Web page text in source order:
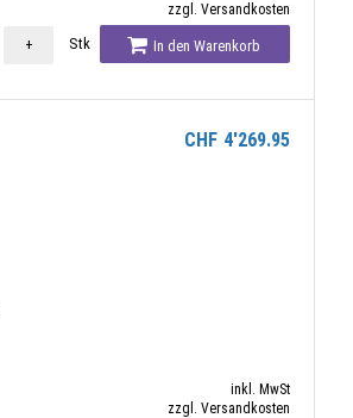
zzgl. Versandkosten
+ Stk In den Warenkorb
CHF 4'269.95
inkl. MwSt
zzgl. Versandkosten